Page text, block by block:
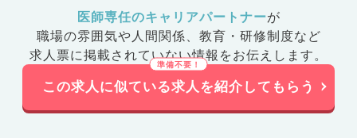
医師専任のキャリアパートナーが
職場の雰囲気や人間関係、 教育・研修制度など
求人票に掲載されていない情報をお伝えします。
この求人に似ている求人を紹介してもらう